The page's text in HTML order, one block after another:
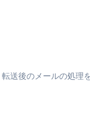
団”で肩・首・足元の
シンサレート・羽毛
アシスト・ツイスト
ル＆セット割完全攻
ることが、最大の感染
送後のメールの処理